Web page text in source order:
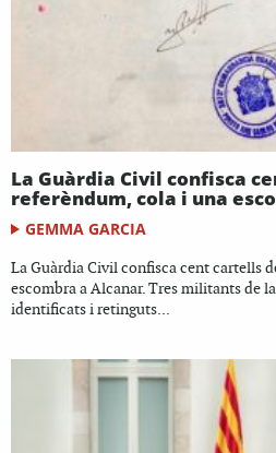
La Guàrdia Civil confisca
referèndum, cola i una
GEMMA GARCIA
La Guàrdia Civil confisca cent cartells
escombra a Alcanar. Tres militants de
identificats i retinguts...